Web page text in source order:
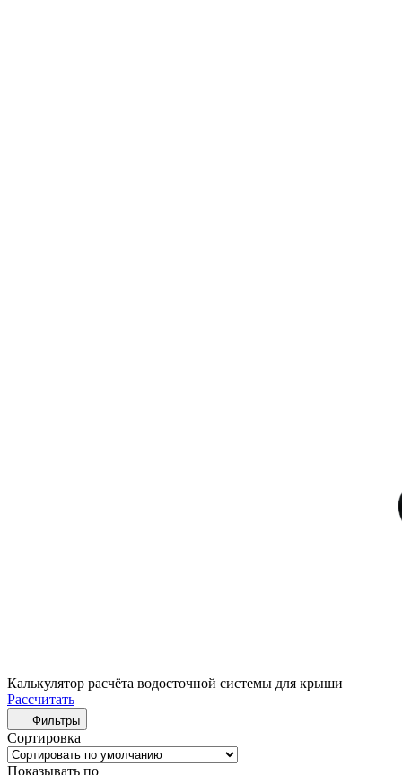
Калькулятор расчёта водосточной системы для крыши
Рассчитать
Фильтры
Сортировка
Показывать по